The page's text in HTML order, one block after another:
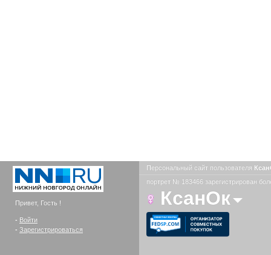
Привет, Гость !
- Войти
- Зарегистрироваться
Персональный сайт пользователя
портрет № 183466 зарегистрирован
КсанОк